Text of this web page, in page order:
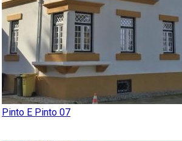
Pinto E Pinto 07